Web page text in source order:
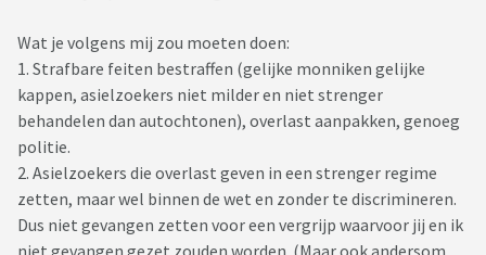
Wat je volgens mij zou moeten doen:
1. Strafbare feiten bestraffen (gelijke monniken gelijke
kappen, asielzoekers niet milder en niet strenger
behandelen dan autochtonen), overlast aanpakken, genoeg
politie.
2. Asielzoekers die overlast geven in een strenger regime
zetten, maar wel binnen de wet en zonder te discrimineren.
Dus niet gevangen zetten voor een vergrijp waarvoor jij en ik